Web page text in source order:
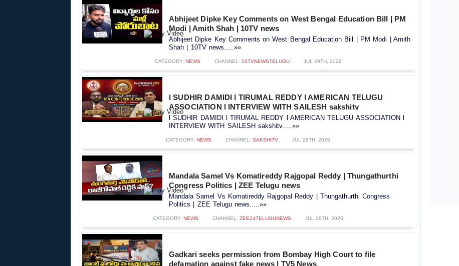
Abhijeet Dipke Key Comments on West Bengal Education Bill | PM
Modi | Amith Shah | 10TV news
Abhijeet Dipke Key Comments on West Bengal Education Bill | PM Modi | Amith
Shah | 10TV news.....»»
CATEGORY: NEWS CHANNEL: 10TVNEWSTELUGU JUL 29TH, 2026
l SUDHIR DAMIDI l TIRUMAL REDDY l AMERICAN TELUGU
ASSOCIATION l INTERVIEW WITH SAILESH sakshitv
l SUDHIR DAMIDI l TIRUMAL REDDY l AMERICAN TELUGU ASSOCIATION l
INTERVIEW WITH SAILESH sakshitv.....»»
CATEGORY: NEWS CHANNEL: SAKSHITV JUL 28TH, 2026
Mandala Samel Vs Komatireddy Rajgopal Reddy | Thungathurthi
Congress Politics | ZEE Telugu news
Mandala Samel Vs Komatireddy Rajgopal Reddy | Thungathurthi Congress
Politics | ZEE Telugu news.....»»
CATEGORY: NEWS CHANNEL: ZEE24TELUGUNEWS JUL 28TH, 2026
Gadkari seeks permission from Bombay High Court to file
defamation against fake news | TV5 News